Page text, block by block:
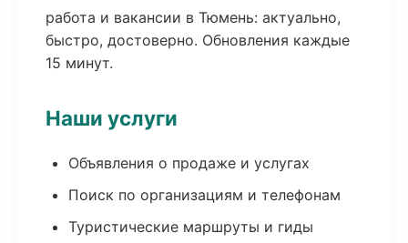
работа и вакансии в Тюмень: актуально,
быстро, достоверно. Обновления каждые
15 минут.
Наши услуги
Объявления о продаже и услугах
Поиск по организациям и телефонам
Туристические маршруты и гиды